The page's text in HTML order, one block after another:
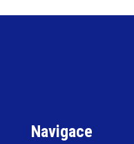
Navigace